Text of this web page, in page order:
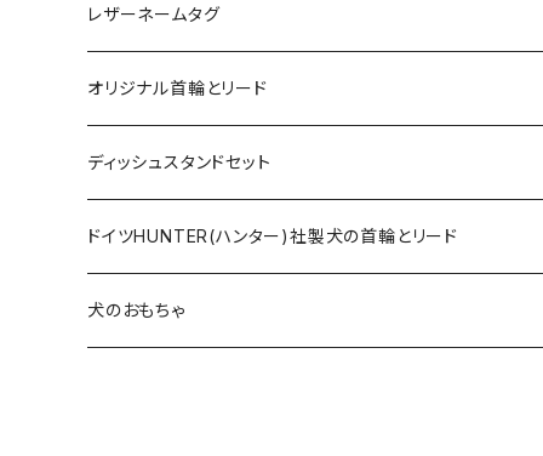
オリジナル軽量ロングリード
オリジナルロングリード
レザーネームタグ
オリジナル首輪とリード
ロープとヌメ革の首輪とリード
ヌメ革の首輪とリード
アニリンレザーの首輪とリード
ディッシュスタンドセット
無垢の木とステンレスのディッシュスタンドセット
超小型犬〜中型犬サイズ
無垢の木と陶器のディッシュスタンドセット
ドイツHUNTER(ハンター)社製犬の首輪とリード
HUNTER(ハンター）社製首輪
犬のおもちゃ